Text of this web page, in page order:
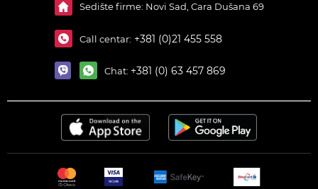
Sedište firme: Novi Sad, Cara Dušana 69
Call centar: +381 (0)21 455 558
Chat: +381 (0) 63 457 869